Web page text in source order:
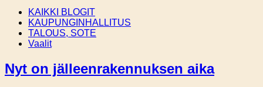
KAIKKI BLOGIT
KAUPUNGINHALLITUS
TALOUS, SOTE
Vaalit
Nyt on jälleenrakennuksen aika